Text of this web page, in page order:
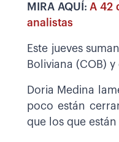
MIRA AQUÍ: A 42
analistas
Este jueves
Boliviana (COB)
Doria Medina
poco están
que los que